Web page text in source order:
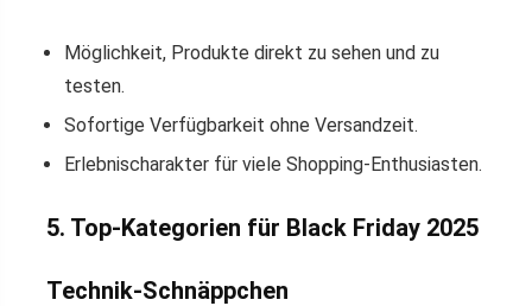
Möglichkeit, Produkte direkt zu sehen und zu
testen.
Sofortige Verfügbarkeit ohne Versandzeit.
Erlebnischarakter für viele Shopping-Enthusiasten.
5. Top-Kategorien für Black Friday 2025
Technik-Schnäppchen